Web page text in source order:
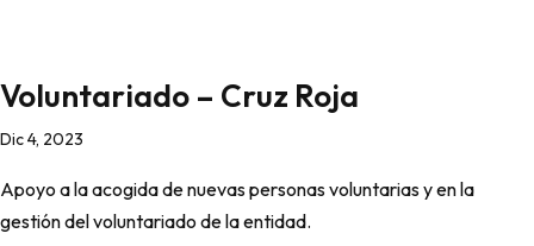
Voluntariado – Cruz Roja
Dic 4, 2023
Apoyo a la acogida de nuevas personas voluntarias y en la
gestión del voluntariado de la entidad.